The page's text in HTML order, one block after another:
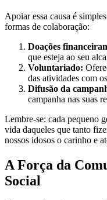
Apoiar essa causa é
formas de colaboração:
Doações
que esteja ao seu
Voluntariado:
das atividades com
Difusão da
campanha nas suas
Lembre-se: cada pequeno
vida daqueles que tanto
nossos idosos o carinho e
A Força da
Social